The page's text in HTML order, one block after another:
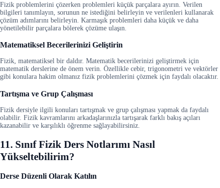
Fizik problemlerini çözerken problemleri küçük parçalara ayırın. Verilen
bilgileri tanımlayın, sorunun ne istediğini belirleyin ve verilenleri kullanarak
çözüm adımlarını belirleyin. Karmaşık problemleri daha küçük ve daha
yönetilebilir parçalara bölerek çözüme ulaşın.
Matematiksel Becerilerinizi Geliştirin
Fizik, matematiksel bir daldır. Matematik becerilerinizi geliştirmek için
matematik derslerine de önem verin. Özellikle cebir, trigonometri ve vektörler
gibi konulara hakim olmanız fizik problemlerini çözmek için faydalı olacaktır.
Tartışma ve Grup Çalışması
Fizik dersiyle ilgili konuları tartışmak ve grup çalışması yapmak da faydalı
olabilir. Fizik kavramlarını arkadaşlarınızla tartışarak farklı bakış açıları
kazanabilir ve karşılıklı öğrenme sağlayabilirsiniz.
11. Sınıf Fizik Ders Notlarımı Nasıl
Yükseltebilirim?
Derse Düzenli Olarak Katılın